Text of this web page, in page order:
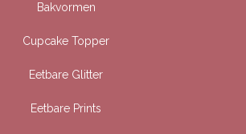
Bakvormen
Cupcake Topper
Eetbare Glitter
Eetbare Prints